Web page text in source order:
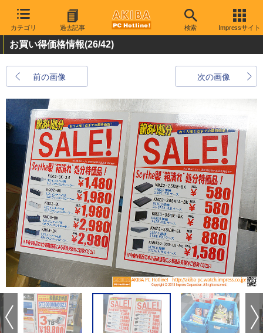
カテゴリ 過去記事 検索 Impressサイト
お買い得価格情報(26/42)
前の画像 次の画像